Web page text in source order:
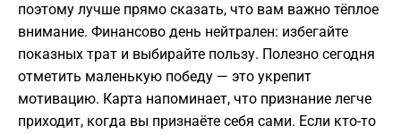
поэтому лучше прямо сказать, что вам важно тёплое
внимание. Финансово день нейтрален: избегайте
показных трат и выбирайте пользу. Полезно сегодня
отметить маленькую победу — это укрепит
мотивацию. Карта напоминает, что признание легче
приходит, когда вы признаёте себя сами. Если кто-то